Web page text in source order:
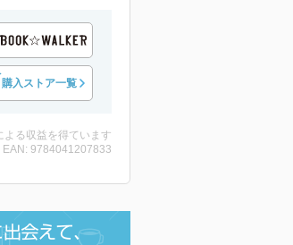
購入ストア一覧
る収益を得ています
9784041207833